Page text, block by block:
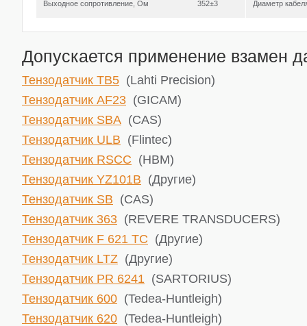
Выходное сопротивление, Ом 352±3 Диаметр
Допускается применение взамен
Тензодатчик TB5 (Lahti Precision)
Тензодатчик AF23 (GICAM)
Тензодатчик SBA (CAS)
Тензодатчик ULB (Flintec)
Тензодатчик RSCC (HBM)
Тензодатчик YZ101B (Другие)
Тензодатчик SB (CAS)
Тензодатчик 363 (REVERE TRANSDUCERS)
Тензодатчик F 621 TC (Другие)
Тензодатчик LTZ (Другие)
Тензодатчик PR 6241 (SARTORIUS)
Тензодатчик 600 (Tedea-Huntleigh)
Тензодатчик 620 (Tedea-Huntleigh)